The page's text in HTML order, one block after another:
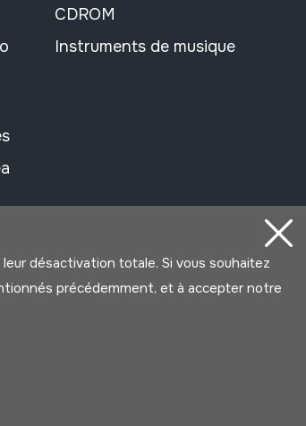
CDROM
Instruments de musique
désactivation totale. Si vous souhaitez
précédemment, et à accepter notre